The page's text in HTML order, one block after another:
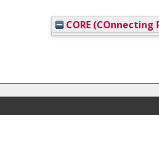
CORE (COnnecting